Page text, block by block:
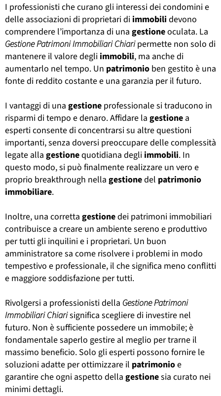
I professionisti che curano gli interessi dei condomini e
delle associazioni di proprietari di immobili devono
comprendere l’importanza di una gestioneoculata. La
Gestione Patrimoni Immobiliari Chiaripermette non solo di
mantenere il valore degli immobili, ma anche di
aumentarlo nel tempo. Un patrimonio ben gestito è una
fonte di reddito costante e una garanzia per il futuro.
I vantaggi di una gestione professionale si traducono in
risparmi di tempo e denaro. Affidare la gestione a
esperti consente di concentrarsi su altre questioni
importanti, senza doversi preoccupare delle complessità
legate alla gestionequotidiana degli immobili. In
questo modo, si può finalmente realizzare un vero e
proprio breakthrough nella gestionedel patrimonio
immobiliare.
Inoltre, una corretta gestionedei patrimoni immobiliari
contribuisce a creare un ambiente sereno e produttivo
per tutti gli inquilini e i proprietari. Un buon
amministratore sa come risolvere i problemi in modo
tempestivo e professionale, il che significa meno conflitti
e maggiore soddisfazione per tutti.
Rivolgersi a professionisti della Gestione Patrimoni
Immobiliari Chiarisignifica scegliere di investire nel
futuro. Non è sufficiente possedere un immobile; è
fondamentale saperlo gestire al meglio per trarne il
massimo beneficio. Solo gli esperti possono fornire le
soluzioni adatte per ottimizzare il patrimonioe
garantire che ogni aspetto della gestionesia curato nei
minimi dettagli.